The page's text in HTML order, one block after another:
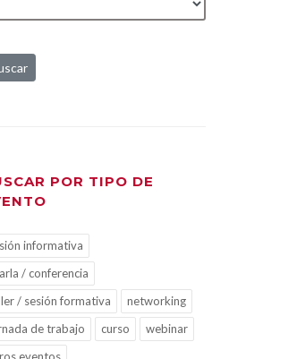
POR TIPO DE
informativa
/ conferencia
/ sesión formativa
networking
de trabajo
curso
webinar